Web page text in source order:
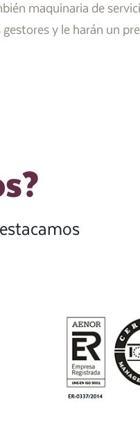
maquinaria de
y le harán un